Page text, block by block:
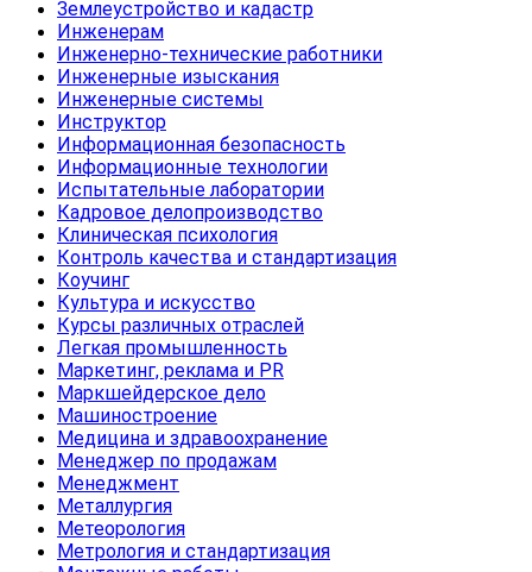
Землеустройство и кадастр
Инженерам
Инженерно-технические работники
Инженерные изыскания
Инженерные системы
Инструктор
Информационная безопасность
Информационные технологии
Испытательные лаборатории
Кадровое делопроизводство
Клиническая психология
Контроль качества и стандартизация
Коучинг
Культура и искусство
Курсы различных отраслей
Легкая промышленность
Маркетинг, реклама и PR
Маркшейдерское дело
Машиностроение
Медицина и здравоохранение
Менеджер по продажам
Менеджмент
Металлургия
Метеорология
Метрология и стандартизация